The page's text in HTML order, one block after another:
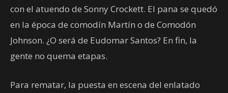
con el atuendo de Sonny Crockett. El pana se quedó
en la época de comodín Martín o de Comodón
Johnson. ¿O será de Eudomar Santos? En fin, la
gente no quema etapas.
Para rematar, la puesta en escena del enlatado